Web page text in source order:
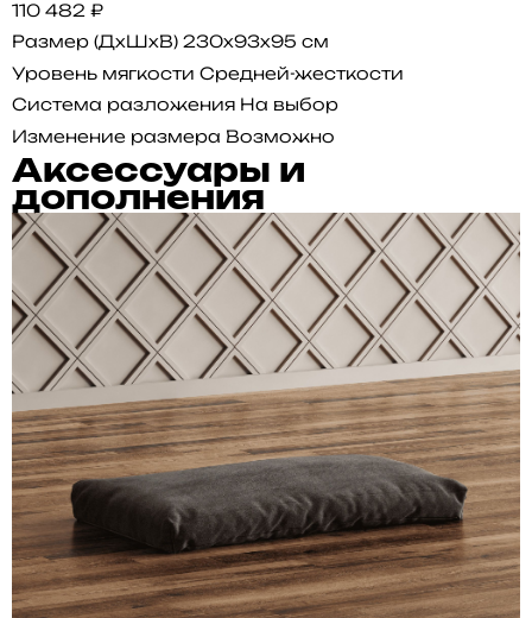
110 482 ₽
Размер (ДхШхВ) 230x93x95 см
Уровень мягкости Средней-жесткости
Система разложения На выбор
Изменение размера Возможно
Аксессуары и
дополнения